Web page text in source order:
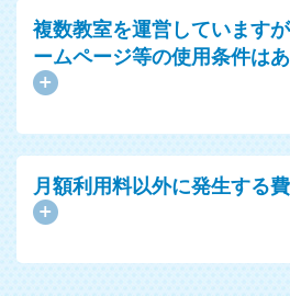
複数教室を運営しています
ームページ等の使用条件は
月額利用料以外に発生する